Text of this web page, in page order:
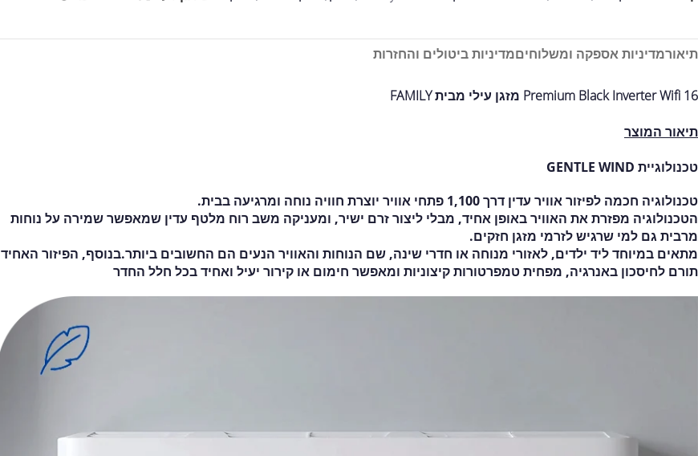
תיאורמדיניות אספקה ומשלוחיםמדיניות ביטולים והחזרות
Premium Black Inverter Wifi 16 מזגן עילי מבית FAMILY
תיאור המוצר
טכנולוגיית GENTLE WIND
טכנולוגיה חכמה לפיזור אוויר עדין דרך 1,100 פתחי אוויר יוצרת חוויה נוחה ומרגיעה בבית.
הטכנולוגיה מפזרת את האוויר באופן אחיד, מבלי ליצור זרם ישיר, ומעניקה משב רוח מלטף עדין שמאפשר שמירה על נוחות
מרבית גם למי שרגיש לזרמי מזגן חזקים.
מתאים במיוחד ליד ילדים, לאזורי מנוחה או חדרי שינה, שם הנוחות והאוויר הנעים הם החשובים ביותר.בנוסף, הפיזור האחיד
תורם לחיסכון באנרגיה, מפחית טמפרטורות קיצוניות ומאפשר חימום או קירור יעיל ואחיד בכל חלל החדר